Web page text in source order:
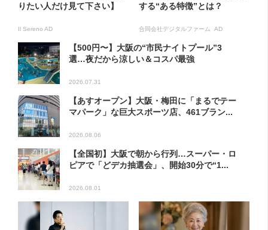
りたい人だけ見て下さい】
Il Sereno AD
する“ある特徴”とは？
合同会社デジタルファーム AD
【500円〜】大阪の“市民ナイトプール”3
選…夜だから涼しい＆コスパ最強
2026.07.31
【あすオープン】大阪・梅田に「まるでテー
マパーク」な巨大スポーツ店、461ブラン...
2026.08.06
【全国初】大阪で朝から行列…スーパー・ロ
ピアで「どデカ抽選会」、開始30分で“1...
2026.08.01